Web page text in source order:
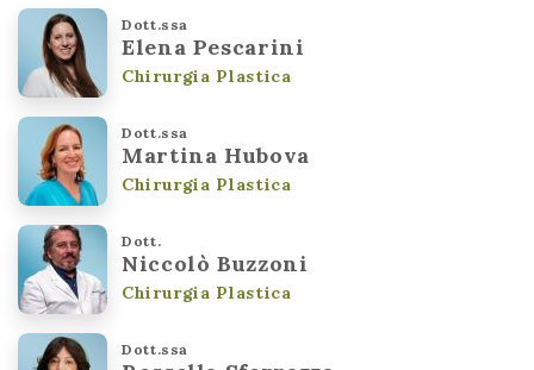
Dott.ssa
Elena Pescarini
Chirurgia Plastica
Dott.ssa
Martina Hubova
Chirurgia Plastica
Dott.
Niccolò Buzzoni
Chirurgia Plastica
Dott.ssa